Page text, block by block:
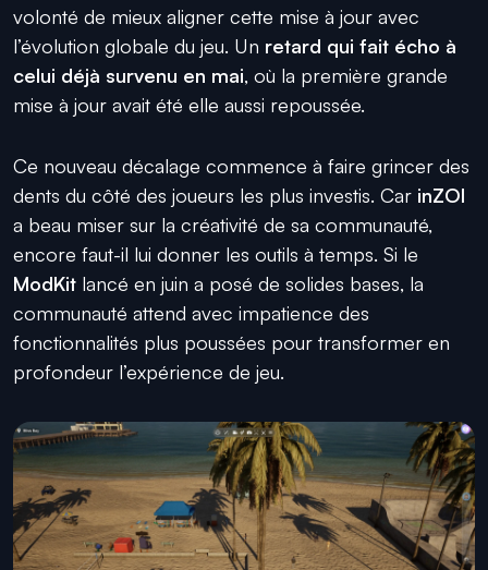
volonté de mieux aligner cette mise à jour avec
l’évolution globale du jeu. Un retard qui fait écho à
celui déjà survenu en mai, où la première grande
mise à jour avait été elle aussi repoussée.
Ce nouveau décalage commence à faire grincer des
dents du côté des joueurs les plus investis. Car inZOI
a beau miser sur la créativité de sa communauté,
encore faut-il lui donner les outils à temps. Si le
ModKit lancé en juin a posé de solides bases, la
communauté attend avec impatience des
fonctionnalités plus poussées pour transformer en
profondeur l’expérience de jeu.